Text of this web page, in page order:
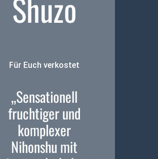
Shuzo
Für Euch verkostet
„Sensationell
fruchtiger und
komplexer
Nihonshu mit